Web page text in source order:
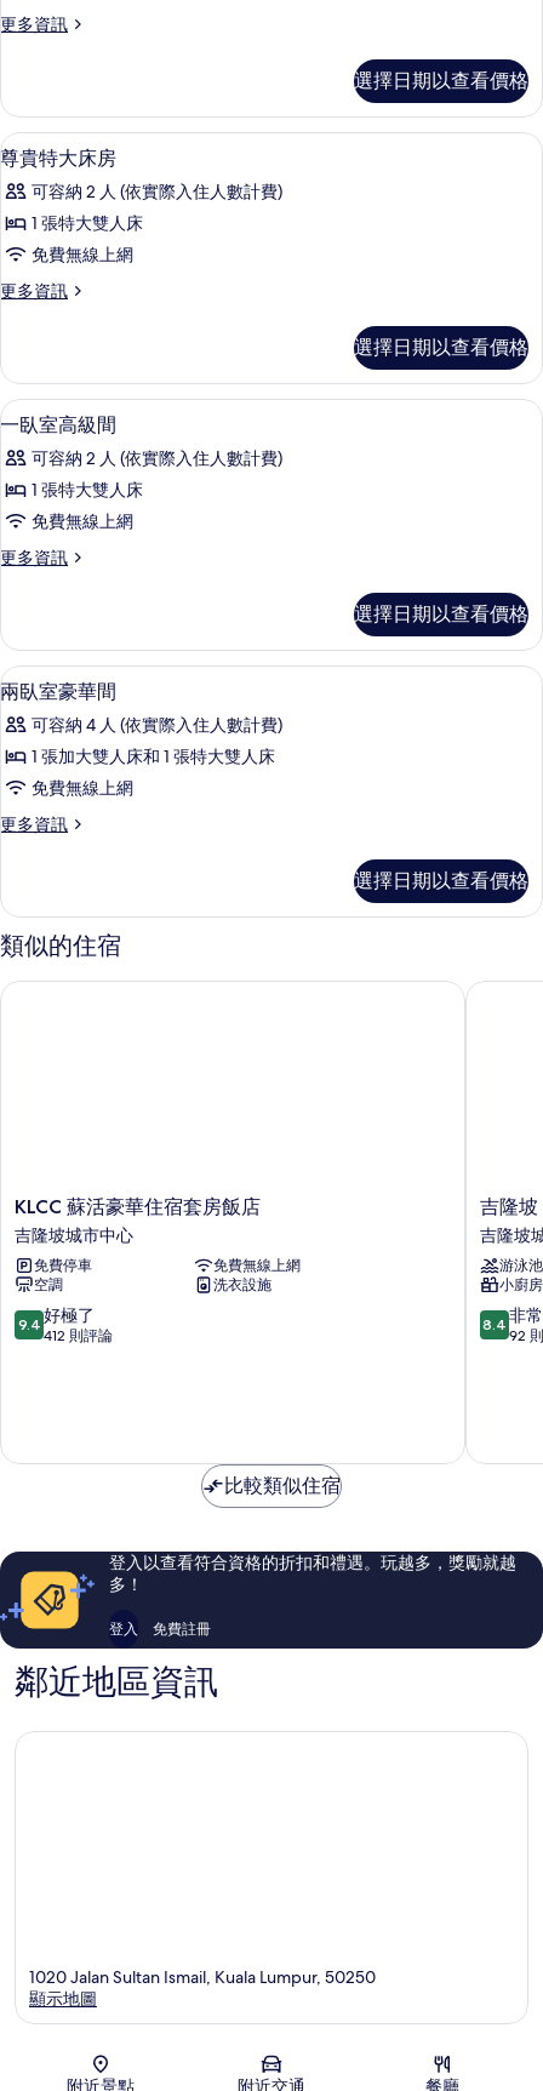
間
室
的
所
有
相
片
更多資訊
更
套
房,
3
間
臥
室
詳
情
選擇日期以查看價格
顯
示
尊
貴
特
大
房
的
所
有
相
片
高級寢具、羽絨被、客房內保險箱、書
5
尊貴特大床房
可容納 2 人 (依實際入住人數計費)
1 張特大雙人床
免費無線上網
更多資訊
更
特
大
床
的
詳
選擇日期以查看價格
顯
示
一
臥
室
高
間
的
所
有
相
片
高級寢具、羽絨被、客房內保險箱、書
4
一臥室高級間
可容納 2 人 (依實際入住人數計費)
1 張特大雙人床
免費無線上網
更多資訊
更
室
高
級
的
詳
選擇日期以查看價格
顯
示
兩
臥
室
豪
間
的
所
有
高級寢具、羽絨被、客房內保險箱、書
8
兩臥室豪華間
可容納 4 人 (依實際入住人數計費)
1 張加大雙人床和 1 張特大雙人床
免費無線上網
更多資訊
更
室
豪
華
的
選擇日期以查看價格
類似的住宿
KLCC
蘇
活
豪
華
住
宿
隆
中
心
KLCC 蘇活豪華住宿套房飯店
吉隆坡城市中心
免費停車
免費無線上網
空調
洗衣設施
9.4
分，
極
評
論
9.4 好極了
412 則評論
KLCC 蘇活豪華住宿套房飯店
吉
隆
坡
Rest
KLCC
Soho
套
市
吉隆坡
吉隆坡
游泳池
小廚房
8.4
分，
常
評
論
8.4 非
92
吉隆坡
比較類似住宿
登入以查看符合資格的折扣和禮遇。玩越多，獎勵就越
多！
登入 免費註冊
鄰近地區資訊
地圖
1020 Jalan Sultan Ismail, Kuala Lumpur, 50250
顯示地圖
附近景點 附近交通 餐廳